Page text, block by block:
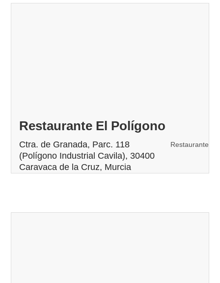
Restaurante El Polígono
Ctra. de Granada, Parc. 118
(Polígono Industrial Cavila), 30400
Caravaca de la Cruz, Murcia
Restaurante